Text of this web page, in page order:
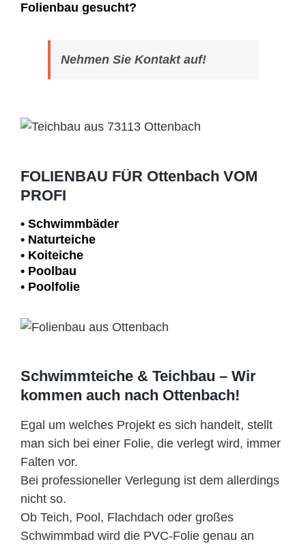
Folienbau gesucht?
Nehmen Sie Kontakt auf!
FOLIENBAU FÜR Ottenbach VOM
PROFI
• Schwimm­bäder
• Naturteiche
• Koiteiche
• Poolbau
• Poolfolie
Schwimmteiche & Teichbau – Wir
kommen auch nach Ottenbach!
Egal um welches Projekt es sich handelt, stellt
man sich bei einer Folie, die verlegt wird, immer
Falten vor.
Bei professioneller Verlegung ist dem allerdings
nicht so.
Ob Teich, Pool, Flachdach oder großes
Schwimmbad wird die PVC-Folie genau an